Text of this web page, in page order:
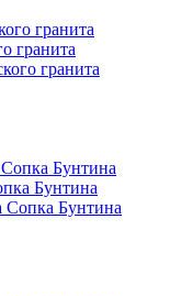
гранита
гранита
гранита
Бунтина
Бунтина
Сопка Бунтина